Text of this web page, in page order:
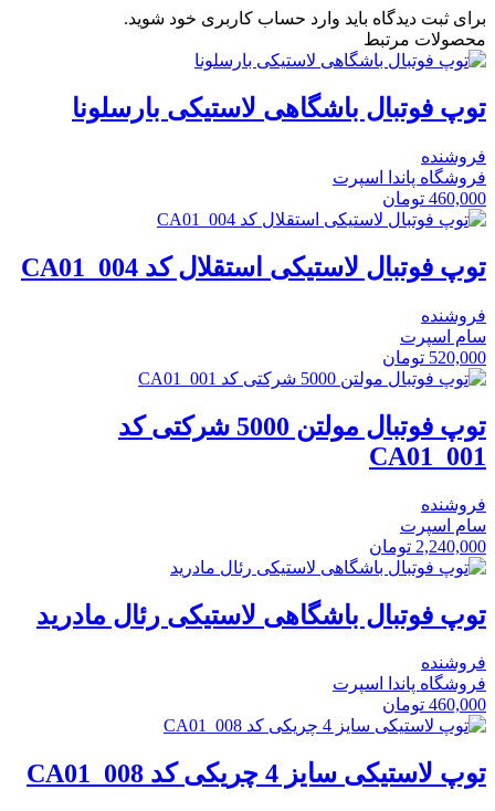
برای ثبت دیدگاه باید وارد حساب کاربری خود شوید.
محصولات مرتبط
توپ فوتبال باشگاهی لاستیکی بارسلونا
فروشنده
فروشگاه پاندا اسپرت
460,000 تومان
توپ فوتبال لاستیکی استقلال کد CA01_004
فروشنده
سام اسپرت
520,000 تومان
توپ فوتبال مولتن 5000 شرکتی کد
CA01_001
فروشنده
سام اسپرت
2,240,000 تومان
توپ فوتبال باشگاهی لاستیکی رئال مادرید
فروشنده
فروشگاه پاندا اسپرت
460,000 تومان
توپ لاستیکی سایز 4 چریکی کد CA01_008